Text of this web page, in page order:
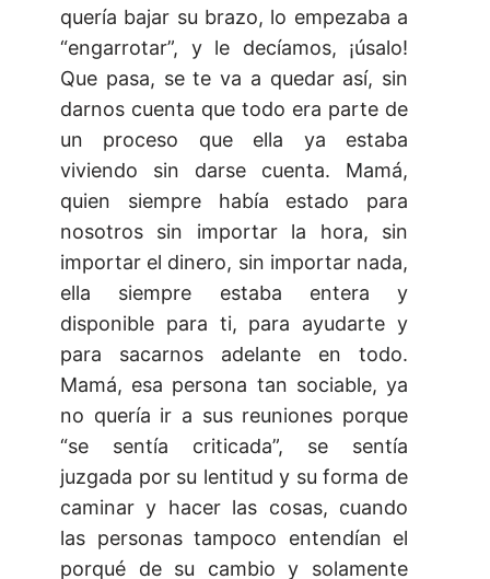
quería bajar su brazo, lo empezaba a
“engarrotar”, y le decíamos, ¡úsalo!
Que pasa, se te va a quedar así, sin
darnos cuenta que todo era parte de
un proceso que ella ya estaba
viviendo sin darse cuenta. Mamá,
quien siempre había estado para
nosotros sin importar la hora, sin
importar el dinero, sin importar nada,
ella siempre estaba entera y
disponible para ti, para ayudarte y
para sacarnos adelante en todo.
Mamá, esa persona tan sociable, ya
no quería ir a sus reuniones porque
“se sentía criticada”, se sentía
juzgada por su lentitud y su forma de
caminar y hacer las cosas, cuando
las personas tampoco entendían el
porqué de su cambio y solamente